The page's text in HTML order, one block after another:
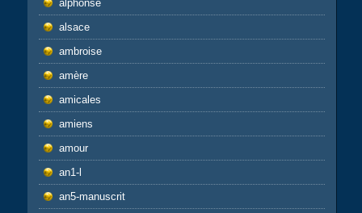
alphonse
alsace
ambroise
amère
amicales
amiens
amour
an1-l
an5-manuscrit